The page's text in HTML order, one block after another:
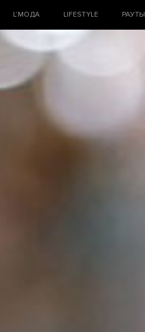
L’МОДА LIFESTYLE РАУТЫ